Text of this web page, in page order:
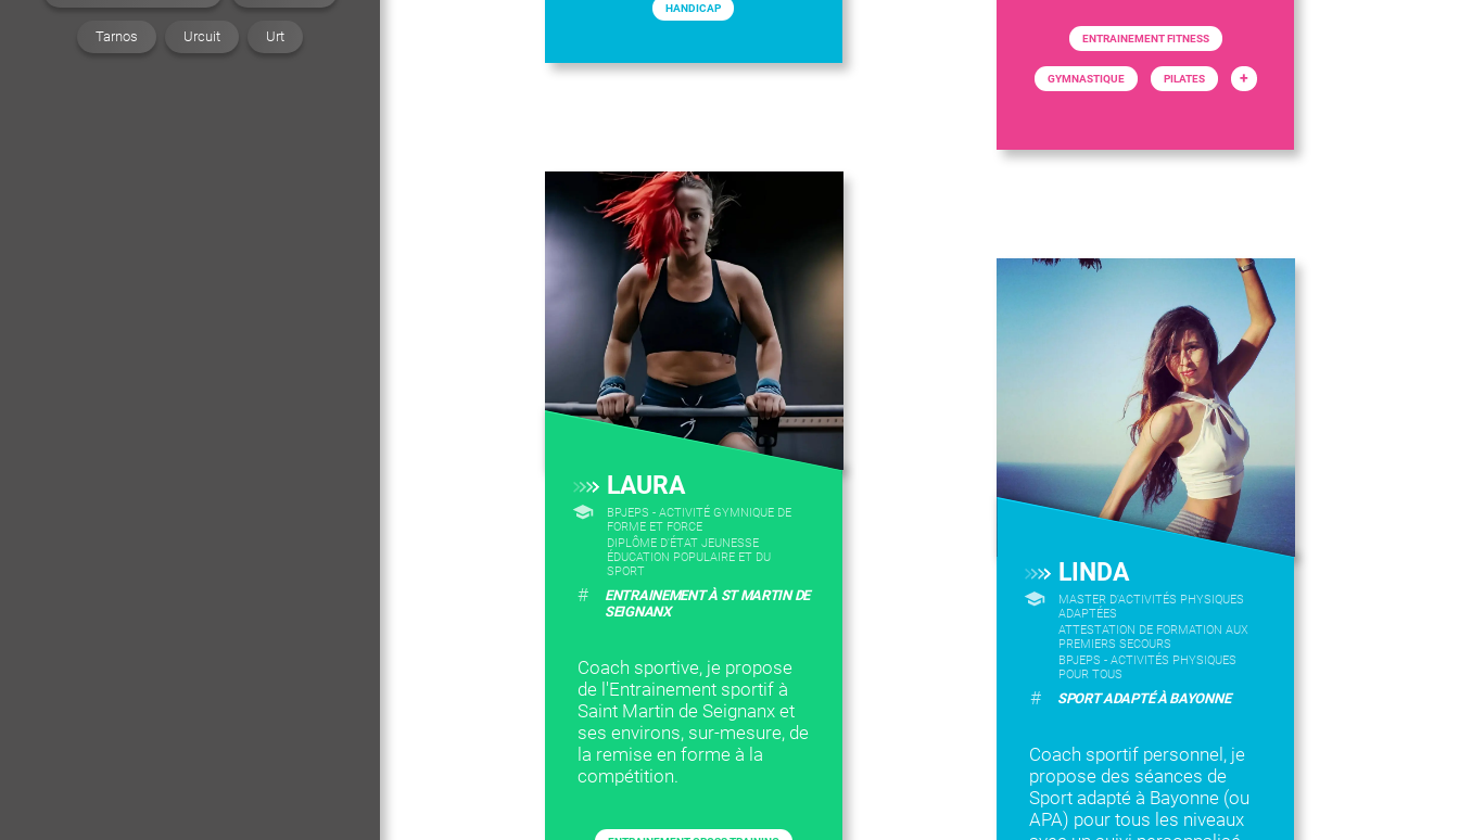
Tarnos Urcuit Urt
HANDICAP
ENTRAINEMENT FITNESS
GYMNASTIQUE PILATES +
LAURA
BPJEPS - ACTIVITÉ GYMNIQUE DE
FORME ET FORCE
DIPLÔME D'ÉTAT JEUNESSE
ÉDUCATION POPULAIRE ET DU
SPORT
#
ENTRAINEMENT À ST MARTIN DE
SEIGNANX
Coach sportive, je propose
de l'Entrainement sportif à
Saint Martin de Seignanx et
ses environs, sur-mesure, de
la remise en forme à la
compétition.
LINDA
MASTER D'ACTIVITÉS PHYSIQUES
ADAPTÉES
ATTESTATION DE FORMATION AUX
PREMIERS SECOURS
BPJEPS - ACTIVITÉS PHYSIQUES
POUR TOUS
# SPORT ADAPTÉ À BAYONNE
Coach sportif personnel, je
propose des séances de
Sport adapté à Bayonne (ou
APA) pour tous les niveaux